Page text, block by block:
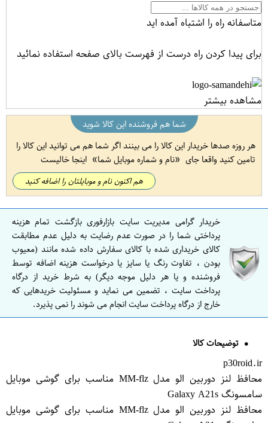
متاسفانه راه را اشتباه آمده اید
برای پیدا کردن راه درست از فهرست بالای صفحه استفاده نمائید
مشاهده بیشتر
شما هم فروشنده این کالا شوید
هر روزه صدها خریدار این کالا را می بینند اگر شما هم می توانید این کالا را
تامین کنید واقعا جای
نام و شماره موبایل شما اینجا خالیست
هم اکنون نام و موبایلتان را اضافه کنید
خریدار گرامی مدیریت سایت بازارفوری بازگشت تمام هزینه
پرداختی شما را در صورت عدم رضایت به دلیل عدم مطابقت
کالای خریداری شده با کالای سفارش داده شده مانند (معیوب
بودن ، تفاوت رنگ یا سایز یا درخواست هزینه اضافه توسط
فروشنده و یا هر دلیل موجه دیگر) به شرط خرید از درگاه
پرداخت سایت ، تضمین می نماید و مسئولیت خریدهایی که
خارج از درگاه پرداخت سایت انجام می شوند را نمی پذیرد.
توضیحات کالا
p30roid.ir
محافظ لنز دوربین الو مدل MM-flz مناسب برای گوشی موبایل
سامسونگ Galaxy A21s
محافظ لنز دوربین الو مدل MM-flz مناسب برای گوشی موبایل